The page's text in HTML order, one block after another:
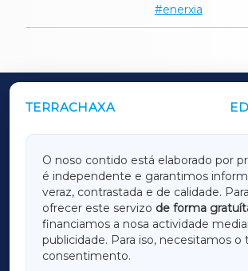
enerxia
TERRACHAXA
O noso contido está elaborado por
é independente e garantimos
veraz, contrastada e de calidade.
ofrecer este servizo de forma
financiamos a nosa actividade
publicidade. Para iso, necesitamos o
consentimento.
OUTROS PERIÓDICOS
LUGOXA
TERRACHAXA